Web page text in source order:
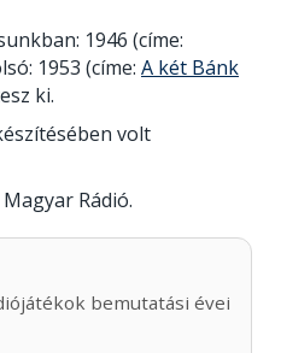
1946 (címe:
1953 (címe: A két Bánk
ki.
volt
Rádió.
bemutatási évei